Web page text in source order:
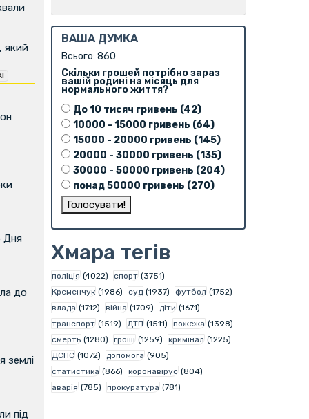
який
Дня
до
землі
під
ВАША ДУМКА
Всього: 860
Скільки грошей потрібно зараз
вашій родині на місяць для
нормального життя?
До 10 тисяч гривень (42)
10000 - 15000 гривень (64)
15000 - 20000 гривень (145)
20000 - 30000 гривень (135)
30000 - 50000 гривень (204)
понад 50000 гривень (270)
Хмара тегів
поліція (4022) спорт (3751)
Кременчук (1986) суд (1937) футбол (1752)
влада (1712) війна (1709) діти (1671)
транспорт (1519) ДТП (1511) пожежа (1398)
смерть (1280) гроші (1259) кримінал (1225)
ДСНС (1072) допомога (905)
статистика (866) коронавірус (804)
аварія (785) прокуратура (781)